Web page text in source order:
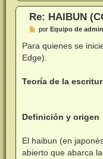
Re: HAIBUN
M
n
a
por Equipo de
Para quienes se
Edge).
Teoría de la
Definición y origen
El haibun (en
abierto que abarca